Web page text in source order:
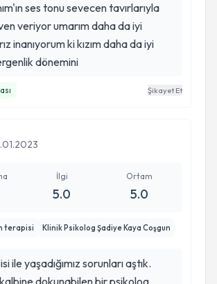
ses tonu sevecen tavırlarıyla
veriyor umarım daha da iyi
inanıyorum ki kızım daha da iyi
dönemini
Şikayet Et
İlgi
5.0
Ortam
5.0
terapisi Klinik Psikolog Şadiye Kaya Coşgun
ile yaşadığımız sorunları aştık.
dokunabilen bir psikolog.